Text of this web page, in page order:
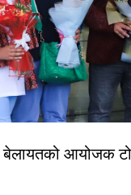
बेलायतको आयोजक